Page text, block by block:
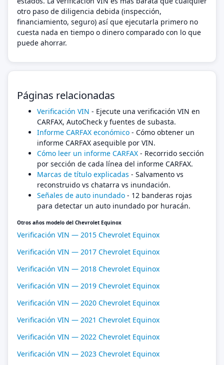
otro paso de diligencia debida (inspección,
financiamiento, seguro) así que ejecutarla primero no
cuesta nada en tiempo o dinero comparado con lo que
puede ahorrar.
Páginas relacionadas
Verificación VIN - Ejecute una verificación VIN en
CARFAX, AutoCheck y fuentes de subasta.
Informe CARFAX económico - Cómo obtener un
informe CARFAX asequible por VIN.
Cómo leer un informe CARFAX - Recorrido sección
por sección de cada línea del informe CARFAX.
Marcas de título explicadas - Salvamento vs
reconstruido vs chatarra vs inundación.
Señales de auto inundado - 12 banderas rojas
para detectar un auto inundado por huracán.
Otros años modelo del Chevrolet Equinox
Verificación VIN — 2015 Chevrolet Equinox
Verificación VIN — 2017 Chevrolet Equinox
Verificación VIN — 2018 Chevrolet Equinox
Verificación VIN — 2019 Chevrolet Equinox
Verificación VIN — 2020 Chevrolet Equinox
Verificación VIN — 2021 Chevrolet Equinox
Verificación VIN — 2022 Chevrolet Equinox
Verificación VIN — 2023 Chevrolet Equinox